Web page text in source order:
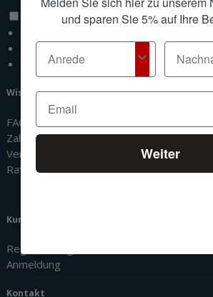
Italiano
English
Wissenswertes
FAQ
Zahlungsmethoden
Versandinformationen
Ratgeber
Kundenbereich
Registrierung
Anmeldung
Kontakt
und sparen Sie 5% auf Ihre
Weiter